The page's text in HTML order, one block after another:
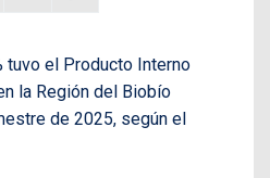
tuvo el Producto Interno
la Región del Biobío
de 2025, según el